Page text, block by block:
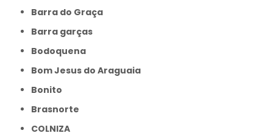
Barra do Graça
Barra garças
Bodoquena
Bom Jesus do Araguaia
Bonito
Brasnorte
COLNIZA